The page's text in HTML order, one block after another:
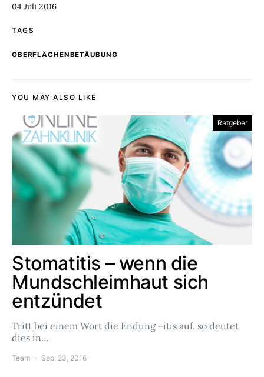
04 Juli 2016
TAGS
OBERFLÄCHENBETÄUBUNG
YOU MAY ALSO LIKE
Ratgeber
Stomatitis – wenn die
Mundschleimhaut sich
entzündet
Tritt bei einem Wort die Endung –itis auf, so deutet
dies in…
Team Sep. 23, 2016